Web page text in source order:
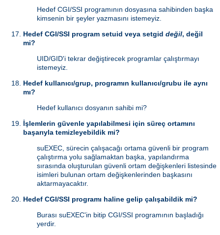
Hedef CGI/SSI programının dosyasına sahibinden başka
kimsenin bir şeyler yazmasını istemeyiz.
Hedef CGI/SSI program setuid veya setgid değil, değil
mi?
UID/GID'i tekrar değiştirecek programlar çalıştırmayı
istemeyiz.
Hedef kullanıcı/grup, programın kullanıcı/grubu ile aynı
mı?
Hedef kullanıcı dosyanın sahibi mi?
İşlemlerin güvenle yapılabilmesi için süreç ortamını
başarıyla temizleyebildik mi?
suEXEC, sürecin çalışacağı ortama güvenli bir program
çalıştırma yolu sağlamaktan başka, yapılandırma
sırasında oluşturulan güvenli ortam değişkenleri listesinde
isimleri bulunan ortam değişkenlerinden başkasını
aktarmayacaktır.
Hedef CGI/SSI programı haline gelip çalışabildik mi?
Burası suEXEC'in bitip CGI/SSI programının başladığı
yerdir.